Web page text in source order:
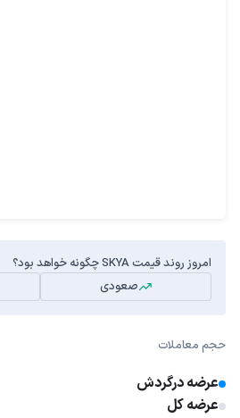
امروز روند قیمت SKYA چگونه خواهد بود؟
صعودی
حجم معاملات
عرضه درگردش
عرضه کل